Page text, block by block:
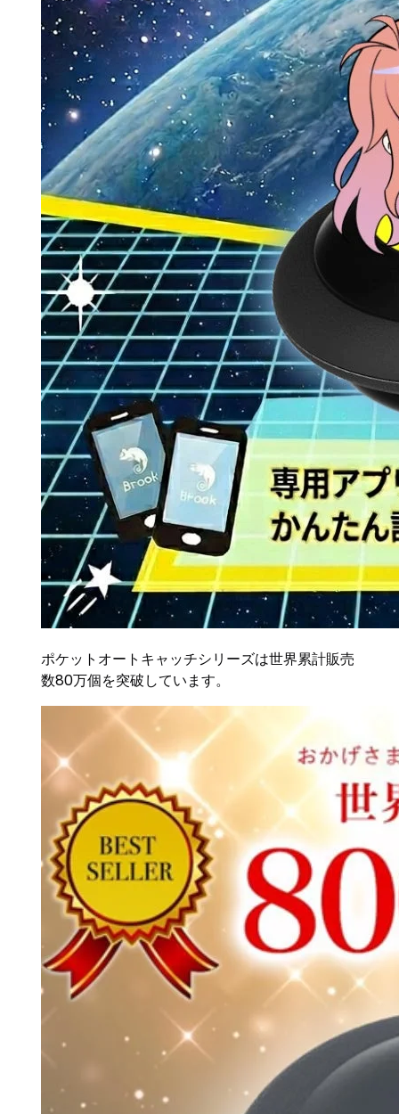
ポケットオートキャッチシリーズは世界累計販売
数80万個を突破しています。